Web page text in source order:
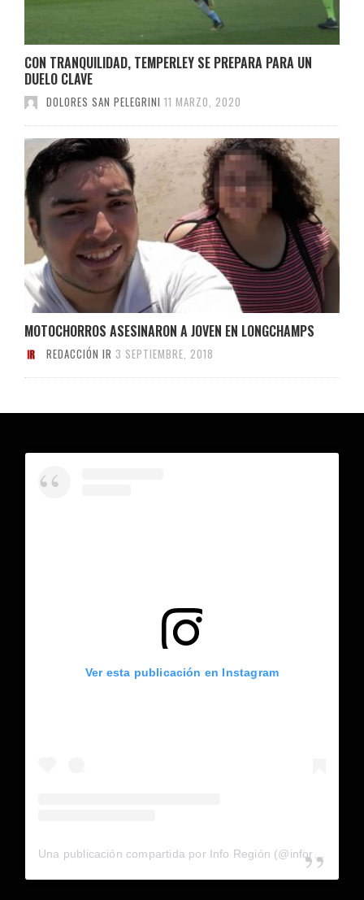
CON TRANQUILIDAD, TEMPERLEY SE PREPARA PARA UN
DUELO CLAVE
DOLORES SAN PELEGRINI 11 MARZO, 2020
MOTOCHORROS ASESINARON A JOVEN EN LONGCHAMPS
REDACCIÓN IR 3 SEPTIEMBRE, 2018
Ver esta publicación en Instagram